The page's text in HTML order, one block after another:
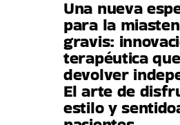
Una nueva
para la
gravis:
terapéutica
devolver
El arte de
estilo y